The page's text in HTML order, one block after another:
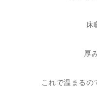
床
厚
これで温まるの